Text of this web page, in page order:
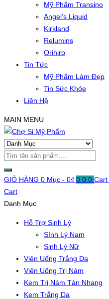
Mỹ Phẩm Transino
Angel’s Liquid
Kirkland
Relumins
Orihiro
Tin Tức
Mỹ Phẩm Làm Đẹp
Tin Sức Khỏe
Liên Hệ
MAIN MENU
GIỎ HÀNG 0 Mục - 0₫ 0 0 0 Cart
Cart
Danh Mục
Hỗ Trợ Sinh Lý
SInh Lý Nam
Sinh Lý Nữ
Viên Uống Trắng Da
Viên Uống Trị Nám
Kem Trị Nám Tàn Nhang
Kem Trắng Da